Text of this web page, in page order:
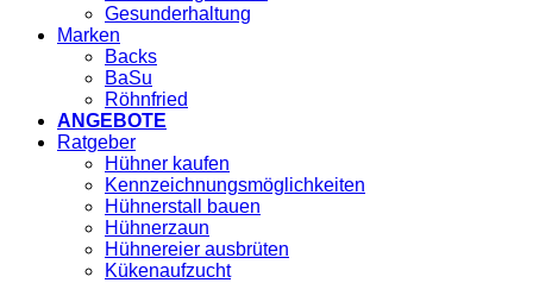
Gesunderhaltung
Marken
Backs
BaSu
Röhnfried
ANGEBOTE
Ratgeber
Hühner kaufen
Kennzeichnungsmöglichkeiten
Hühnerstall bauen
Hühnerzaun
Hühnereier ausbrüten
Kükenaufzucht